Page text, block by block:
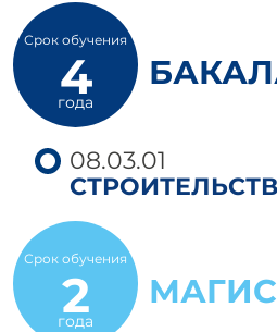
Срок обучения
4
года
08.03.01
Срок обучения
2
года